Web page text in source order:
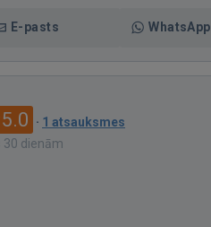
E-pasts WhatsApp
5.0 · 1 atsauksmes
30 dienām